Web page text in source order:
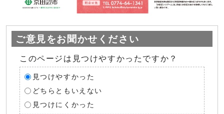
ご意見をお聞かせください
このページは見つけやすかったですか？
見つけやすかった
どちらともいえない
見つけにくかった